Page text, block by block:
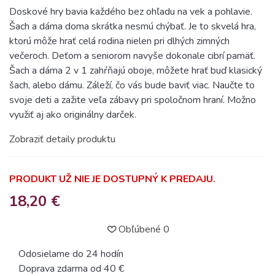
Doskové hry bavia každého bez ohľadu na vek a pohlavie.
Šach a dáma doma skrátka nesmú chýbať. Je to skvelá hra,
ktorú môže hrať celá rodina nielen pri dlhých zimných
večeroch. Deťom a seniorom navyše dokonale cibrí pamäť.
Šach a dáma 2 v 1 zahŕňajú oboje, môžete hrať buď klasický
šach, alebo dámu. Záleží, čo vás bude baviť viac. Naučte to
svoje deti a zažite veľa zábavy pri spoločnom hraní. Možno
využiť aj ako originálny darček.
Zobraziť detaily produktu
PRODUKT UŽ NIE JE DOSTUPNÝ K PREDAJU.
18,20 €
Obľúbené 0
Odosielame do 24 hodín
Doprava zdarma od 40 €